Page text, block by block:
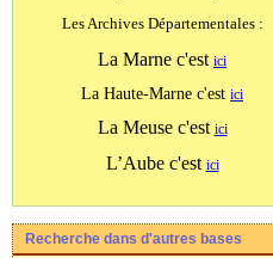
Les Archives Départementales :
La Marne c'est ici
La Haute-Marne c'est ici
La Meuse c'est ici
L’Aube c'est ici
Recherche dans d'autres bases